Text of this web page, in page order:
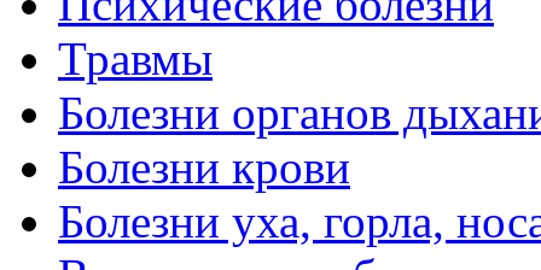
Травмы
Болезни органов
Болезни крови
Болезни уха, горла,